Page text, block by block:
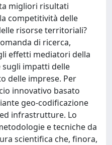
migliori risultati
competitività delle
risorse territoriali?
di ricerca,
effetti mediatori della
impatti delle
delle imprese. Per
innovativo basato
geo-codificazione
infrastrutture. Lo
e tecniche da
scientifica che, finora,